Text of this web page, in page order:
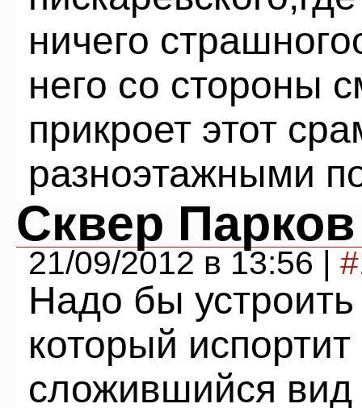
ничего
него со стороны
прикроет этот
разноэтажными
Сквер Парков
21/09/2012 в 13:56 |
Надо бы
который
сложившийся вид